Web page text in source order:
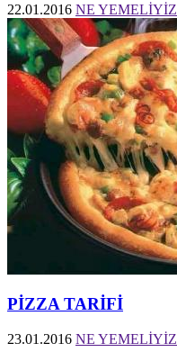
22.01.2016 NE YEMELİYİZ
PİZZA TARİFİ
23.01.2016 NE YEMELİYİZ